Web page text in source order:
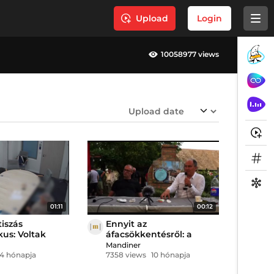
Upload Login
10058977 views
01:11
Voltak
akik
védekezésre
4 hónapja
00:12
Ennyit az
áfacsökkentésről: a
tiszás Dálnoki szerint
felelőtlenség Magyar
Mandiner
7358 views 10 hónapja